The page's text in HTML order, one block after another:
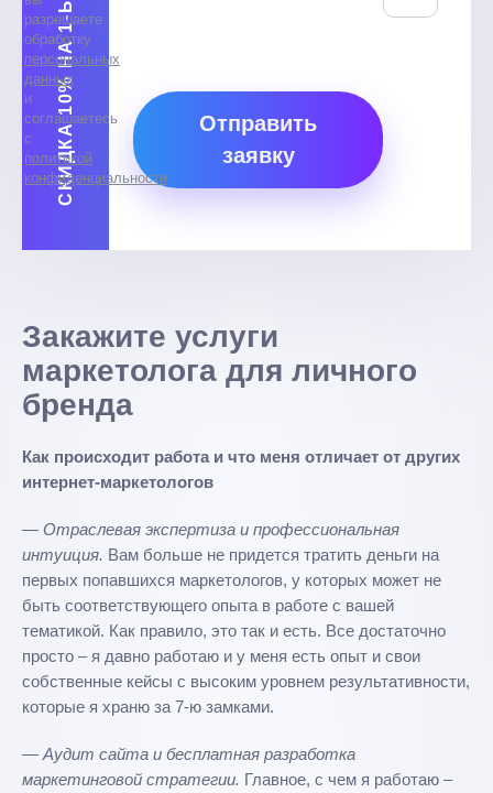
Отправить
заявку
разрешаете
обработку
персональных
данных
и
соглашаетесь
с
политикой
конфиденциальности
Закажите услуги
маркетолога для личного
бренда
Как происходит работа и что меня отличает от других
интернет-маркетологов
— Отраслевая экспертиза и профессиональная
интуиция. Вам больше не придется тратить деньги на
первых попавшихся маркетологов, у которых может не
быть соответствующего опыта в работе с вашей
тематикой. Как правило, это так и есть. Все достаточно
просто – я давно работаю и у меня есть опыт и свои
собственные кейсы с высоким уровнем результативности,
которые я храню за 7-ю замками.
— Аудит сайта и бесплатная разработка
маркетинговой стратегии. Главное, с чем я работаю –